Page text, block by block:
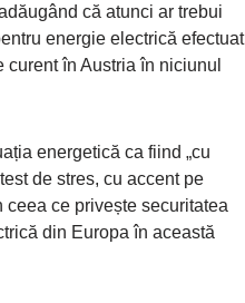
că atunci ar trebui
energie electrică efectuat
în Austria în niciunul
energetică ca fiind „cu
de stres, cu accent pe
ce privește securitatea
din Europa în această